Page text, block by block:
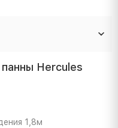
Hercules
1,8м